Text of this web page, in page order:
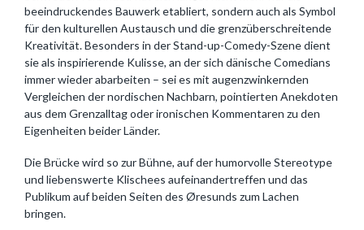
beeindruckendes Bauwerk etabliert, sondern auch als Symbol
für den kulturellen Austausch und die grenzüberschreitende
Kreativität. Besonders in der Stand-up-Comedy-Szene dient
sie als inspirierende Kulisse, an der sich dänische Comedians
immer wieder abarbeiten – sei es mit augenzwinkernden
Vergleichen der nordischen Nachbarn, pointierten Anekdoten
aus dem Grenzalltag oder ironischen Kommentaren zu den
Eigenheiten beider Länder.
Die Brücke wird so zur Bühne, auf der humorvolle Stereotype
und liebenswerte Klischees aufeinandertreffen und das
Publikum auf beiden Seiten des Øresunds zum Lachen
bringen.